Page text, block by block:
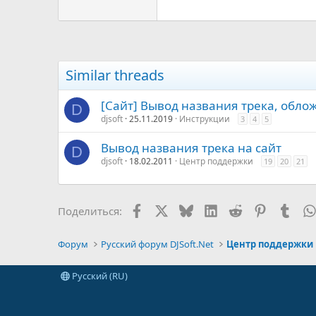
Similar threads
D [Сайт] Вывод названия трека,
djsoft 25.11.2019 Инструкции 3 4 5
D Вывод названия трека на сайт
djsoft 18.02.2011 Центр поддержки 19 20 21
Поделиться: Facebook BlueskyLinkedIn
Reddit Pinterest
Форум Русский форум DJSoft.Net Центр поддержки
Русский (RU)